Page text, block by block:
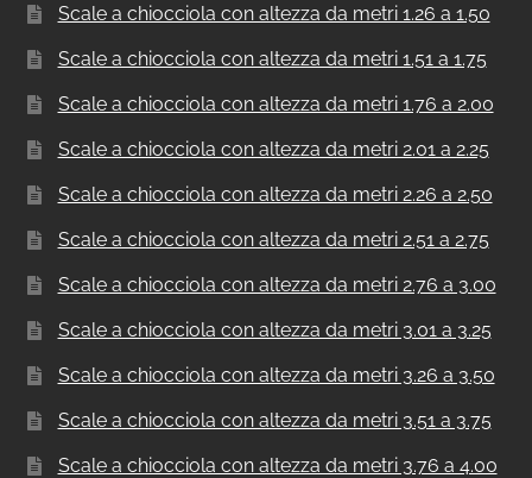
Scale a chiocciola con altezza da metri 1.26 a 1.50
Scale a chiocciola con altezza da metri 1.51 a 1.75
Scale a chiocciola con altezza da metri 1.76 a 2.00
Scale a chiocciola con altezza da metri 2.01 a 2.25
Scale a chiocciola con altezza da metri 2.26 a 2.50
Scale a chiocciola con altezza da metri 2.51 a 2.75
Scale a chiocciola con altezza da metri 2.76 a 3.00
Scale a chiocciola con altezza da metri 3.01 a 3.25
Scale a chiocciola con altezza da metri 3.26 a 3.50
Scale a chiocciola con altezza da metri 3.51 a 3.75
Scale a chiocciola con altezza da metri 3.76 a 4.00